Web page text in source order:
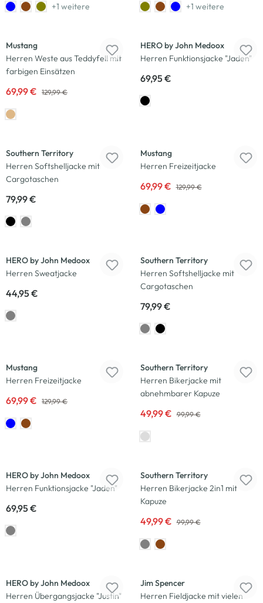
+1 weitere
+1 weitere
Mustang
Herren Weste aus Teddyfell mit
farbigen Einsätzen
69,99 € 129,99 €
HERO by John Medoox
Herren Funktionsjacke "Jaden"
69,95 €
Southern Territory
Herren Softshelljacke mit
Cargotaschen
79,99 €
Mustang
Herren Freizeitjacke
69,99 € 129,99 €
HERO by John Medoox
Herren Sweatjacke
44,95 €
Southern Territory
Herren Softshelljacke mit
Cargotaschen
79,99 €
Mustang
Herren Freizeitjacke
69,99 € 129,99 €
Southern Territory
Herren Bikerjacke mit
abnehmbarer Kapuze
49,99 € 99,99 €
HERO by John Medoox
Herren Funktionsjacke "Jaden"
69,95 €
Southern Territory
Herren Bikerjacke 2in1 mit
Kapuze
49,99 € 99,99 €
HERO by John Medoox
Herren Übergangsjacke "Justin"
Jim Spencer
Herren Fieldjacke mit vielen